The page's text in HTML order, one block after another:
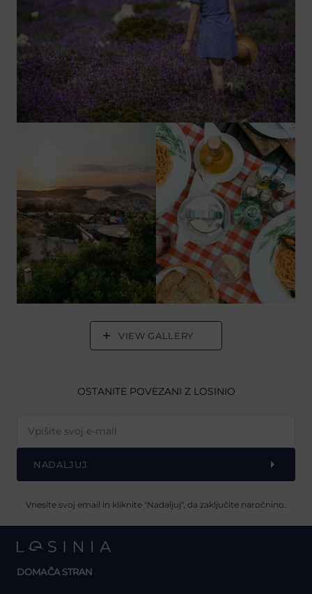
VIEW GALLERY
OSTANITE POVEZANI Z LOSINIO
NADALJUJ
Vnesite svoj email in kliknite "Nadaljuj", da zaključite naročnino.
DOMAČA STRAN